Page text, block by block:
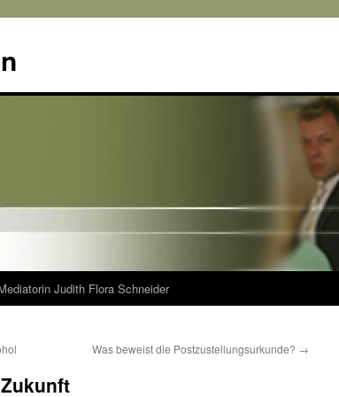
Judith Flora Schneider
Was beweist die Postzustellungsurkunde? →